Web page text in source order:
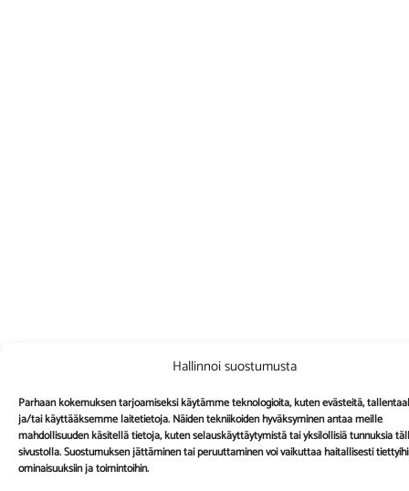
Hallinnoi suostumusta
Parhaan kokemuksen tarjoamiseksi käytämme teknologioita, kuten evästeitä,
ja/tai käyttääksemme laitetietoja. Näiden tekniikoiden hyväksyminen antaa meille
mahdollisuuden käsitellä tietoja, kuten selauskäyttäytymistä tai yksilöllisiä tunnuksia
sivustolla. Suostumuksen jättäminen tai peruuttaminen voi vaikuttaa haitallisesti
ominaisuuksiin ja toimintoihin.